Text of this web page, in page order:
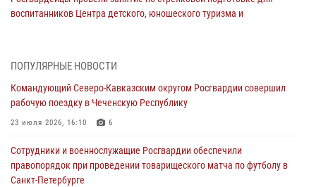
воспитанников Центра детского, юношеского туризма и
проходит в Сибири
09 августа 2026, 04:00
Поклонной горе в Москве (видео)
08 августа 2026, 14:10
ПОПУЛЯРНЫЕ НОВОСТИ
Командующий Северо-Кавказским округом Росгвардии совершил
рабочую поездку в Чеченскую Республику
23 июля 2026, 16:10 6
Сотрудники и военнослужащие Росгвардии обеспечили
правопорядок при проведении товарищеского матча по футболу в
Санкт-Петербурге